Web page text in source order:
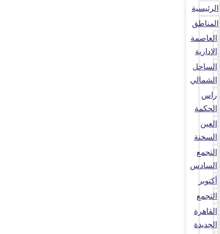
الرئيسية
المناطق
العاصمة
الإدارية
الساحل
الشمالي
راس
الحكمة
العين
السخنة
التجمع
السادس
أكتوبر
التجمع
القاهرة
الجديدة